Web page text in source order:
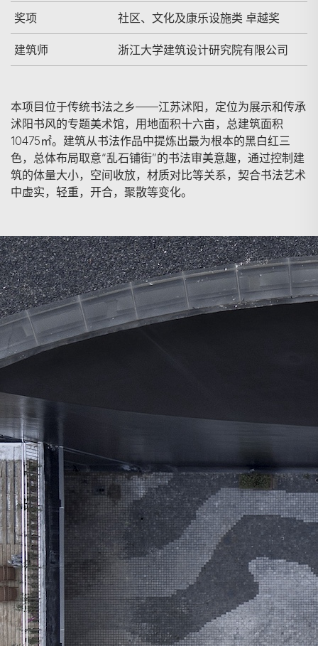
奖项 社区、文化及康乐设施类 卓越奖
建筑师 浙江大学建筑设计研究院有限公司
本项目位于传统书法之乡——江苏沭阳，定位为展示和传承
沭阳书风的专题美术馆，用地面积十六亩，总建筑面积
10475㎡。建筑从书法作品中提炼出最为根本的黑白红三
色，总体布局取意“乱石铺街”的书法审美意趣，通过控制建
筑的体量大小，空间收放，材质对比等关系，契合书法艺术
中虚实，轻重，开合，聚散等变化。